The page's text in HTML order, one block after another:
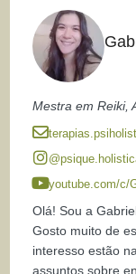
Mestra em Reiki,
youtube.com/c/
Olá! Sou a
Gosto muito de
interesso estão
assuntos sobre